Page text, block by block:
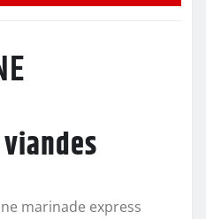
marinade express